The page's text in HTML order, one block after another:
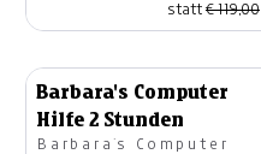
statt€ 119,00
Barbara's Computer
Hilfe 2 Stunden
Barbara´s Computer